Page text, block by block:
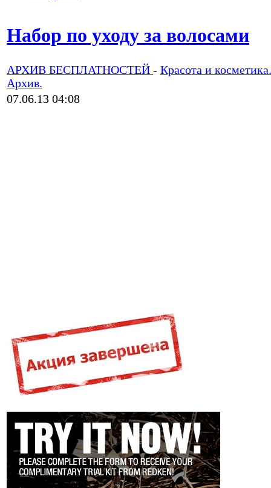
Набор по уходу за волосами
АРХИВ БЕСПЛАТНОСТЕЙ - Красота и косметика.
Архив.
07.06.13 04:08